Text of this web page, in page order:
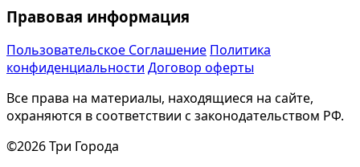
Правовая информация
Пользовательское Соглашение Политика
конфиденциальности Договор оферты
Все права на материалы, находящиеся на сайте,
охраняются в соответствии с законодательством РФ.
©2026 Три Города